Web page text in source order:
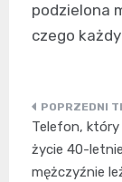
podzielona
czego
wpisu
Telefon, który
życie 40-
mężczyźnie